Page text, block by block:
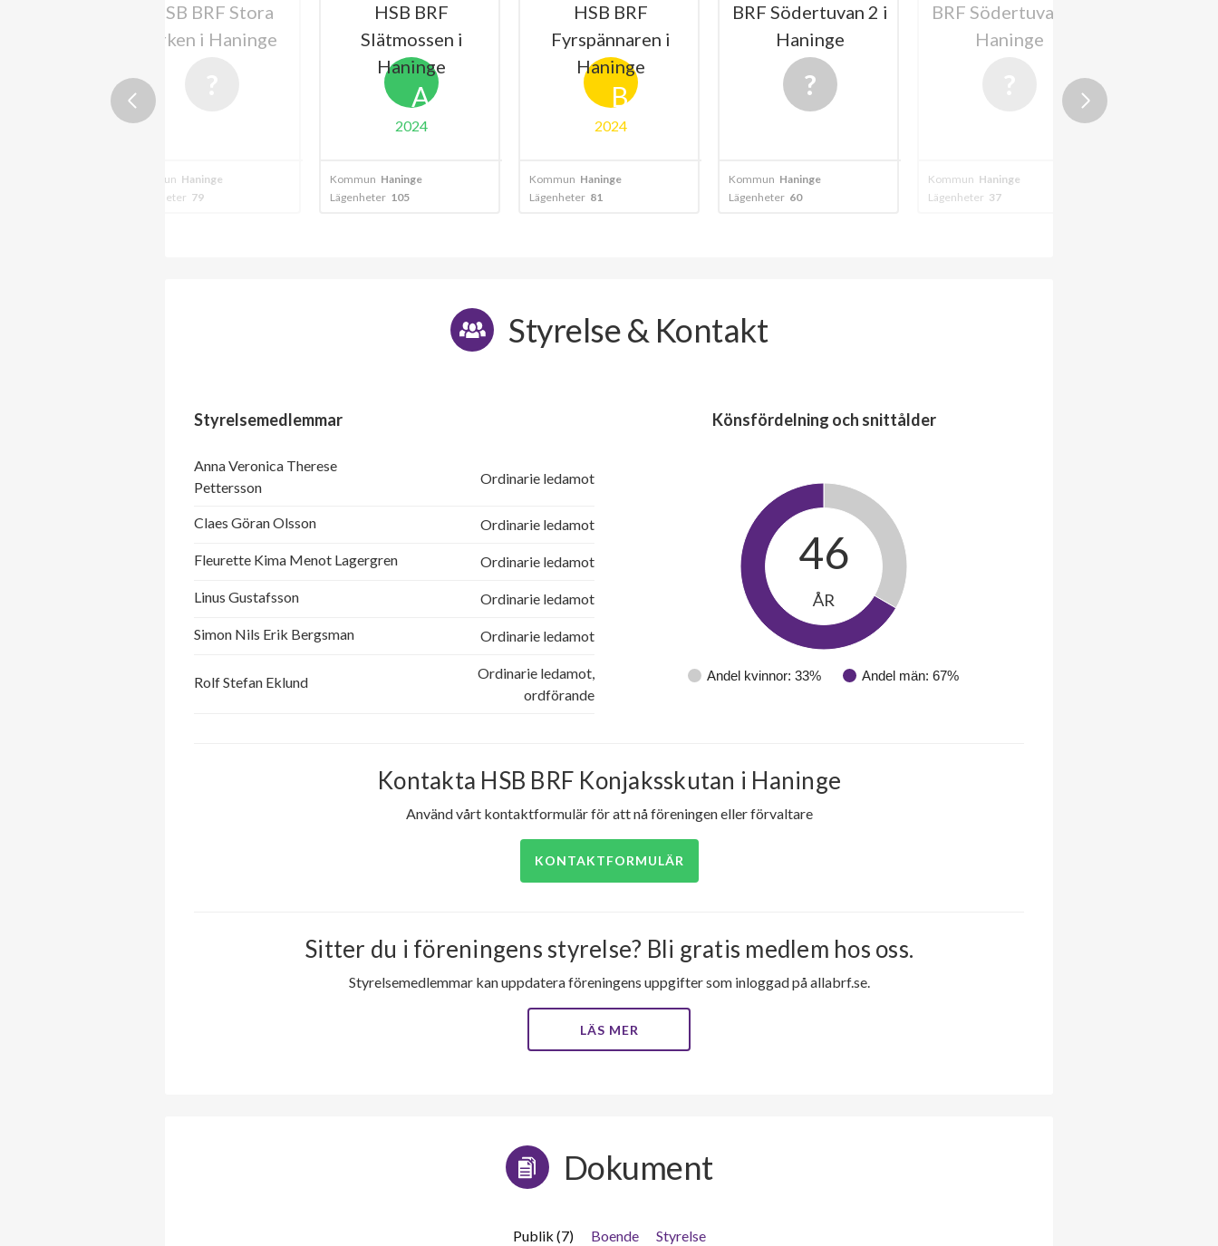
HSB BRF Stora
Arken i Haninge
Kommun Haninge
Lägenheter 79
HSB BRF
Slätmossen i
Haninge
A
2024
Kommun Haninge
Lägenheter 105
HSB BRF
Fyrspännaren i
Haninge
B
2024
Kommun Haninge
Lägenheter 81
BRF Södertuvan 2 i
Haninge
Kommun Haninge
Lägenheter 60
BRF Södertuvan 1 i
Haninge
Kommun Haninge
Lägenheter 37
Styrelse & Kontakt
Styrelsemedlemmar
Anna Veronica Therese
Pettersson
Ordinarie ledamot
Claes Göran Olsson Ordinarie ledamot
Fleurette Kima Menot Lagergren Ordinarie ledamot
Linus Gustafsson Ordinarie ledamot
Simon Nils Erik Bergsman Ordinarie ledamot
Rolf Stefan Eklund
Ordinarie ledamot,
ordförande
Könsfördelning och snittålder
Andel kvinnor: 33% Andel män: 67%
46
ÅR
Kontakta HSB BRF Konjaksskutan i Haninge
Använd vårt kontaktformulär för att nå föreningen eller förvaltare
KONTAKTFORMULÄR
Sitter du i föreningens styrelse? Bli gratis medlem hos oss.
Styrelsemedlemmar kan uppdatera föreningens uppgifter som inloggad på allabrf.se.
LÄS MER
Dokument
Publik (7) Boende
Styrelse